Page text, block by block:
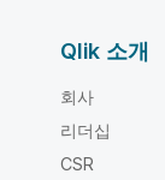
Qlik 소개
회사
리더십
CSR